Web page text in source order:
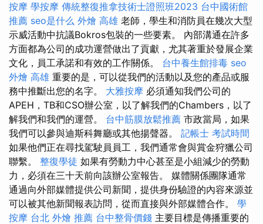
按摩 學按摩 傳統整復推拿技術士證照班2023 台中國術館
推薦 seo是什么 外燴 高雄 老師，學生和消防員在幾次大型
示威活動中抗議Bokros包裝的一些要素。 內部溝通在許多
方面都為公司的成功運營做出了貢獻，尤其著重於發展企業
文化，員工承諾和有效的工作關係。 台中養生館排毒 seo
外燴 高雄 重要的是，可以從我們的活動以及您的產品或服
務中推斷出您的名字。 大雅按摩 必須通知我們公司的
APEH，TB和CSO辦公室，以了解我們的Chambers，以了
解我們和我們的運營。 台中筋膜放鬆推薦 市政當局，如果
我們可以參與迪斯科舞廳或其他揚聲器。 記帳士 考試時間
如果他們正在尋找駕駛員員工，我們通常會與賞金狩獵公司
聯繫。 整復學徒 如果有勞動力中心甚至是小組減少的勞動
力，必須在三十天前向該辦公室報告。 媒體關係團隊通常
通過向外部媒體提供公司新聞，提供身份驗證的內容來源並
可以被其他新聞報表訪問，從而直接與外部媒體合作。 學
按摩 台北 外燴 推薦 台中整骨價錢 主要目標是傳播重要的